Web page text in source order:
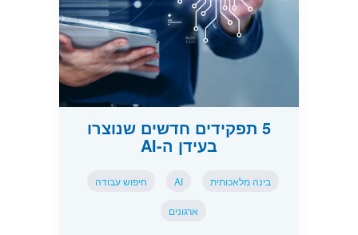
5 תפקידים חדשים שנוצרו
בעידן ה-AI
בינה מלאכותית AI חיפוש עבודה
ארגונים